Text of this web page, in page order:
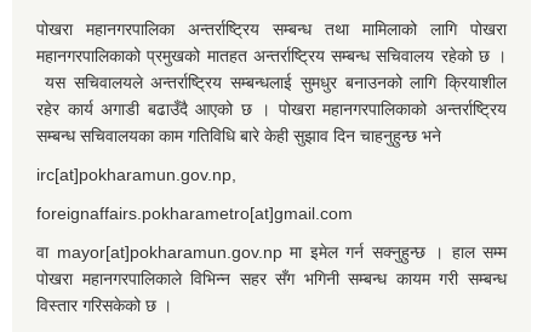
पोखरा महानगरपालिका अन्तर्राष्ट्रिय सम्बन्ध तथा मामिलाको लागि पोखरा
महानगरपालिकाको प्रमुखको मातहत अन्तर्राष्ट्रिय सम्बन्ध सचिवालय रहेको छ ।
यस सचिवालयले अन्तर्राष्ट्रिय सम्बन्धलाई सुमधुर बनाउनको लागि क्रियाशील
रहेर कार्य अगाडी बढाउँदै आएको छ । पोखरा महानगरपालिकाको अन्तर्राष्ट्रिय
सम्बन्ध सचिवालयका काम गतिविधि बारे केही सुझाव दिन चाहनुहुन्छ भने
irc[at]pokharamun.gov.np,
foreignaffairs.pokharametro[at]gmail.com
वा mayor[at]pokharamun.gov.np मा इमेल गर्न सक्नुहुन्छ । हाल सम्म
पोखरा महानगरपालिकाले विभिन्न सहर सँग भगिनी सम्बन्ध कायम गरी सम्बन्ध
विस्तार गरिसकेको छ ।